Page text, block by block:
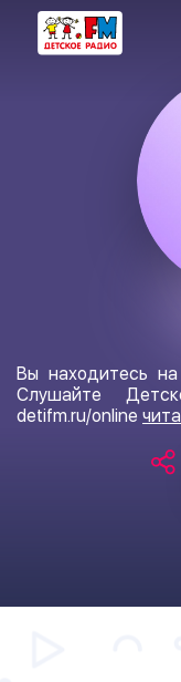
Вы находитесь на
Слушайте
detifm.ru/online